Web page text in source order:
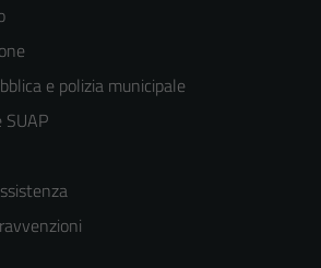
e polizia municipale
SUAP